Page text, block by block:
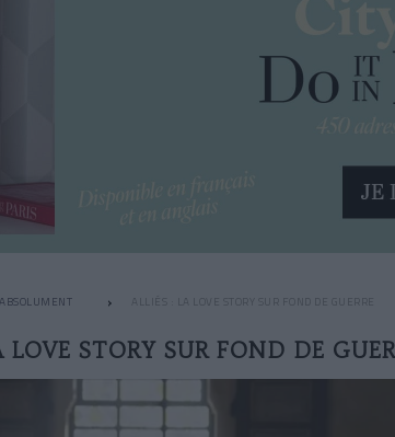
ALLIÉS : LA LOVE STORY SUR FOND DE GUERRE
LOVE STORY SUR FOND DE